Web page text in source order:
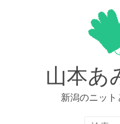
山本あ
新潟のニッ